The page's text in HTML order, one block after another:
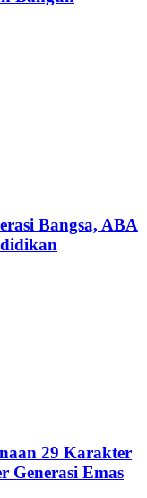
Bangsa, ABA
29 Karakter
Generasi Emas